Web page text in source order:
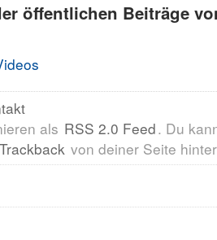
öffentlichen Beiträge
als RSS 2.0 Feed. Du
Trackback von deiner Seite